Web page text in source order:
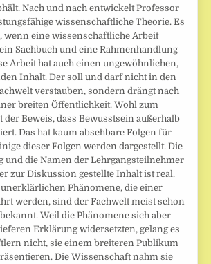
Nach und nach entwickelt Professor
wissenschaftliche Theorie. Es
wenn eine wissenschaftliche Arbeit
Sachbuch und eine Rahmenhandlung
Arbeit hat auch einen ungewöhnlichen,
Inhalt. Der soll und darf nicht in den
verstauben, sondern drängt nach
breiten Öffentlichkeit. Wohl zum
der Beweis, dass Bewusstsein außerhalb
Das hat kaum absehbare Folgen für
dieser Folgen werden dargestellt. Die
und die Namen der Lehrgangsteilnehmer
zur Diskussion gestellte Inhalt ist real.
Phänomene, die einer
werden, sind der Fachwelt meist schon
Weil die Phänomene sich aber
Erklärung widersetzten, gelang es
nicht, sie einem breiteren Publikum
Die Wissenschaft nahm sie